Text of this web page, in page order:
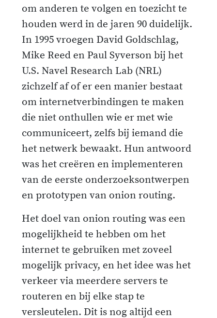
om anderen te volgen en toezicht te
houden werd in de jaren 90 duidelijk.
In 1995 vroegen David Goldschlag,
Mike Reed en Paul Syverson bij het
U.S. Navel Research Lab (NRL)
zichzelf af of er een manier bestaat
om internetverbindingen te maken
die niet onthullen wie er met wie
communiceert, zelfs bij iemand die
het netwerk bewaakt. Hun antwoord
was het creëren en implementeren
van de eerste onderzoeksontwerpen
en prototypen van onion routing.
Het doel van onion routing was een
mogelijkheid te hebben om het
internet te gebruiken met zoveel
mogelijk privacy, en het idee was het
verkeer via meerdere servers te
routeren en bij elke stap te
versleutelen. Dit is nog altijd een